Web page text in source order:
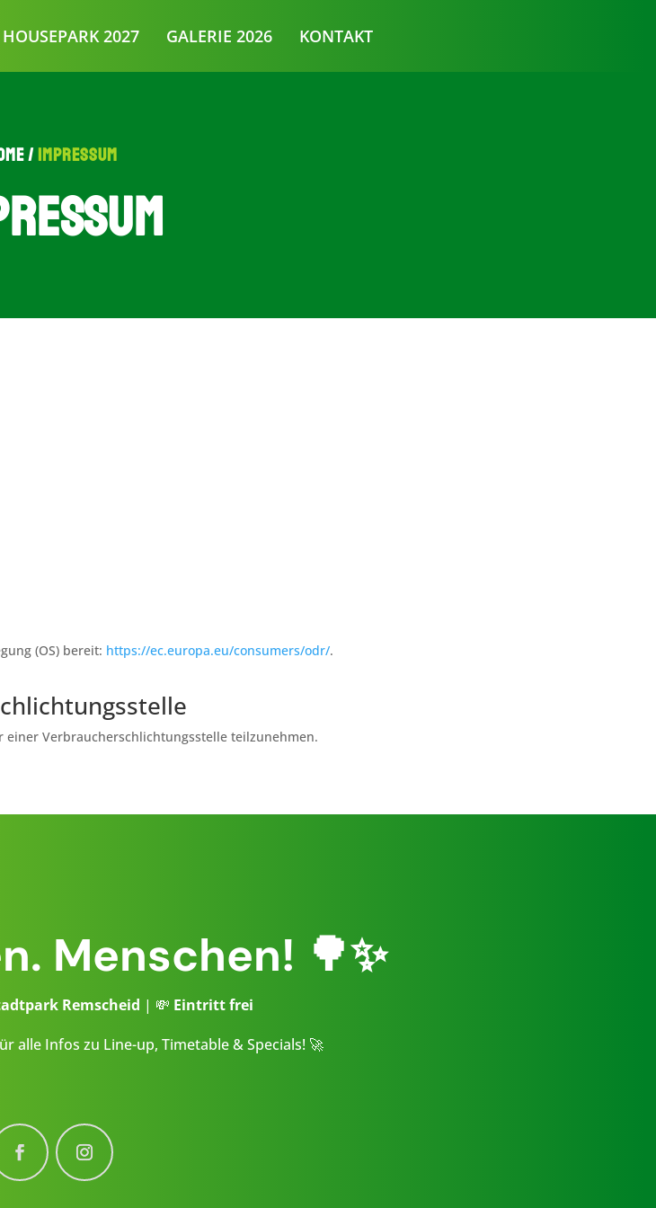
HOUSEPARK 2027 GALERIE 2026 KONTAKT
/Impressum
(OS) bereit: https://ec.europa.eu/consumers/odr/.
Verbraucherschlichtungsstelle teilzunehmen.
Menschen! 🌳✨
Remscheid | 💸 Eintritt frei
alle Infos zu Line-up, Timetable & Specials! 🚀